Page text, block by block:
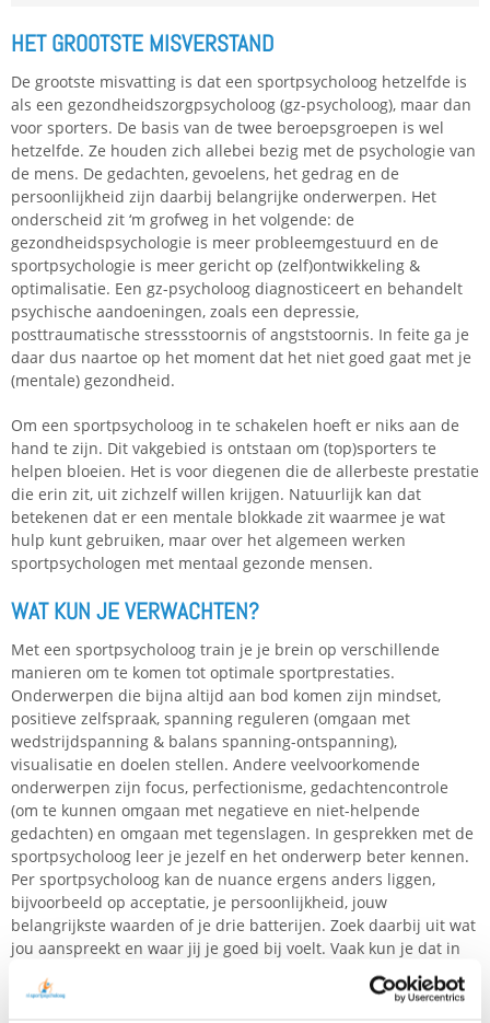
HET GROOTSTE MISVERSTAND
De grootste misvatting is dat een sportpsycholoog hetzelfde is
als een gezondheidszorgpsycholoog (gz-psycholoog), maar dan
voor sporters. De basis van de twee beroepsgroepen is wel
hetzelfde. Ze houden zich allebei bezig met de psychologie van
de mens. De gedachten, gevoelens, het gedrag en de
persoonlijkheid zijn daarbij belangrijke onderwerpen. Het
onderscheid zit ‘m grofweg in het volgende: de
gezondheidspsychologie is meer probleemgestuurd en de
sportpsychologie is meer gericht op (zelf)ontwikkeling &
optimalisatie. Een gz-psycholoog diagnosticeert en behandelt
psychische aandoeningen, zoals een depressie,
posttraumatische stressstoornis of angststoornis. In feite ga je
daar dus naartoe op het moment dat het niet goed gaat met je
(mentale) gezondheid.
Om een sportpsycholoog in te schakelen hoeft er niks aan de
hand te zijn. Dit vakgebied is ontstaan om (top)sporters te
helpen bloeien. Het is voor diegenen die de allerbeste prestatie
die erin zit, uit zichzelf willen krijgen. Natuurlijk kan dat
betekenen dat er een mentale blokkade zit waarmee je wat
hulp kunt gebruiken, maar over het algemeen werken
sportpsychologen met mentaal gezonde mensen.
WAT KUN JE VERWACHTEN?
Met een sportpsycholoog train je je brein op verschillende
manieren om te komen tot optimale sportprestaties.
Onderwerpen die bijna altijd aan bod komen zijn mindset,
positieve zelfspraak, spanning reguleren (omgaan met
wedstrijdspanning & balans spanning-ontspanning),
visualisatie en doelen stellen. Andere veelvoorkomende
onderwerpen zijn focus, perfectionisme, gedachtencontrole
(om te kunnen omgaan met negatieve en niet-helpende
gedachten) en omgaan met tegenslagen. In gesprekken met de
sportpsycholoog leer je jezelf en het onderwerp beter kennen.
Per sportpsycholoog kan de nuance ergens anders liggen,
bijvoorbeeld op acceptatie, je persoonlijkheid, jouw
belangrijkste waarden of je drie batterijen. Zoek daarbij uit wat
jou aanspreekt en waar jij je goed bij voelt. Vaak kun je dat in
een telefonische kennismaking al wel merken. Bij de meeste
sportpsychologen is zo’n kort telefoongesprek gratis en